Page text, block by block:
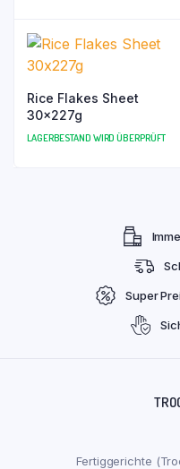
Rice Flakes Sheet
30x227g
LAGERBESTAND WIRD ÜBERPRÜFT
Super
Fertiggerichte